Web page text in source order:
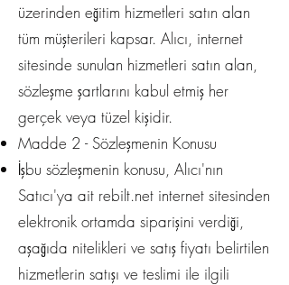
üzerinden eğitim hizmetleri satın alan
tüm müşterileri kapsar. Alıcı, internet
sitesinde sunulan hizmetleri satın alan,
sözleşme şartlarını kabul etmiş her
gerçek veya tüzel kişidir.
Madde 2 - Sözleşmenin Konusu
İşbu sözleşmenin konusu, Alıcı'nın
Satıcı'ya ait rebilt.net internet sitesinden
elektronik ortamda siparişini verdiği,
aşağıda nitelikleri ve satış fiyatı belirtilen
hizmetlerin satışı ve teslimi ile ilgili